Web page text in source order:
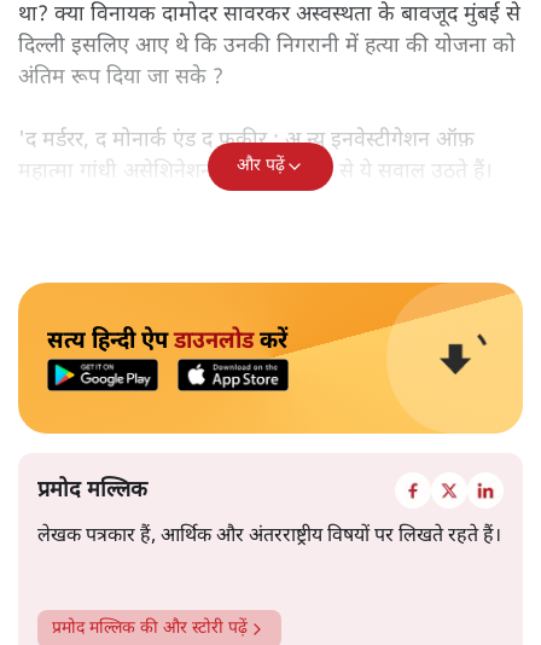
था? क्या विनायक दामोदर सावरकर अस्वस्थता के बावजूद मुंबई से
दिल्ली इसलिए आए थे कि उनकी निगरानी में हत्या की योजना को
अंतिम रूप दिया जा सके ?
'द मर्डरर, द मोनार्क एंड द फ़कीर : अ न्यू इनवेस्टीगेशन ऑफ़
महात्मा गांधी असेशिनेशन' नामक किताब से ये सवाल उठते हैं।
और पढ़ें
सत्य हिन्दी ऐपडाउनलोडकरें
प्रमोद मल्लिक
लेखक पत्रकार हैं, आर्थिक और अंतरराष्ट्रीय विषयों पर लिखते रहते हैं।
प्रमोद मल्लिक की और स्टोरी पढ़ें